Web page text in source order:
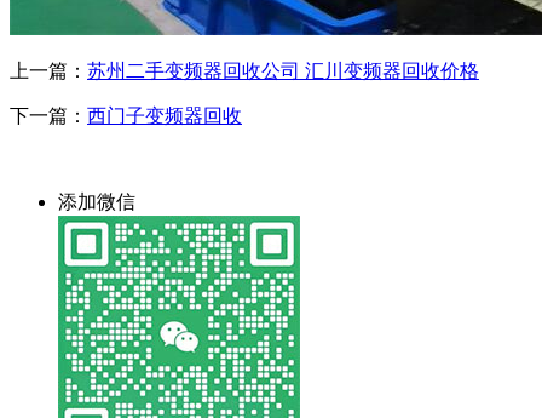
上一篇： 苏州二手变频器回收公司 汇川变频器回收价格
下一篇： 西门子变频器回收
添加微信